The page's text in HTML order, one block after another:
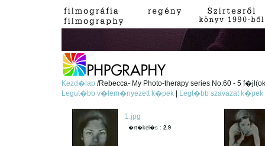
Kezd�lap/Rebecca- My Photo-therapy series No.60 - 5
Legut�bb v�lem�nyezett k�pek
Legt�bb szavazat k�pek
1.jpg
�rt�kel�s :2.9